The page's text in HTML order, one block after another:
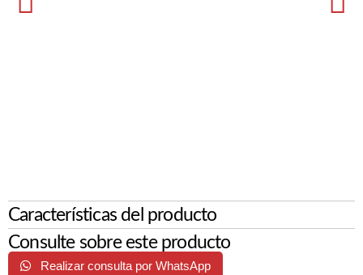
Características del producto
Consulte sobre este producto
Realizar consulta por WhatsApp